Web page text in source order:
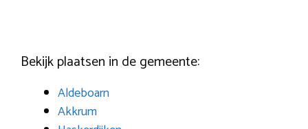
Bekijk plaatsen in de gemeente:
Aldeboarn
Akkrum